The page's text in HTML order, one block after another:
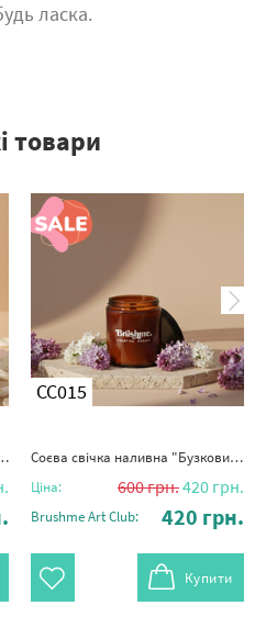
ласка.
товари
CC015
Соєва свічка наливна "Бузковий бриз" 250мл
Ціна: 600грн.420 грн.
Brushme Art Club: 420 грн.
Купити